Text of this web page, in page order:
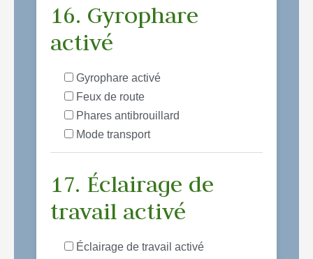
16. Gyrophare
activé
Gyrophare activé
Feux de route
Phares antibrouillard
Mode transport
17. Éclairage de
travail activé
Éclairage de travail activé